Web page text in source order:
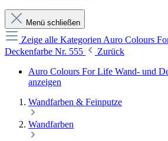
Menü schließen
Zeige alle Kategorien Auro Colours
Deckenfarbe Nr. 555
Zurück
Auro Colours For Life Wand- und
anzeigen
Wandfarben & Feinputze
Wandfarben